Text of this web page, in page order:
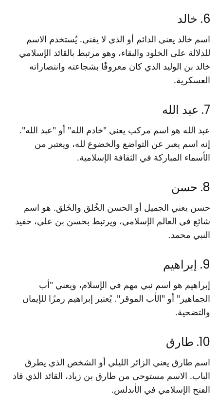
6. خالد
اسم خالد يعني الدائم أو الذي لا يفنى. يُستخدم الاسم
للدلالة على الخلود والبقاء، وهو مرتبط بالقائد الإسلامي
خالد بن الوليد الذي كان معروفًا بشجاعته وانتصاراته
العسكرية.
7. عبد الله
عبد الله هو اسم مركب يعني "خادم الله" أو "عبد الله".
إنه اسم يعبر عن التواضع والخضوع لله، ويعتبر من
الأسماء المباركة في الثقافة الإسلامية.
8. حسن
حسن يعني الجميل أو الحسن الخُلق والخَلق. هو اسم
شائع في العالم الإسلامي، ويرتبط بحسن بن علي، حفيد
النبي محمد.
9. إبراهيم
إبراهيم هو اسم نبي مهم في الإسلام، ويعني "أب
الجماهير" أو "الأب الموقر". يُعتبر إبراهيم رمزًا للإيمان
والتضحية.
10. طارق
اسم طارق يعني الزائر الليلي أو الشخص الذي يطرق
الباب. الاسم مستوحى من طارق بن زياد، القائد الذي قاد
الفتح الإسلامي في الأندلس.